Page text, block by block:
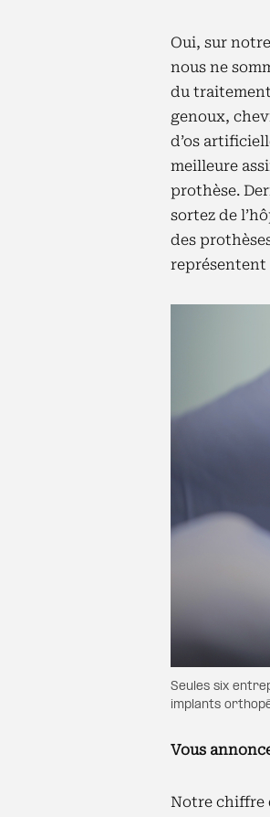
Oui, sur
nous ne
du
genoux,
d’os
meilleure
prothèse.
sortez de
des
représentent
Seules six
implants
Vous
Notre chiffre